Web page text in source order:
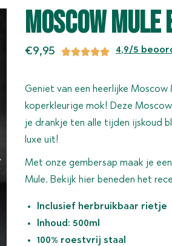
Moscow Mule
€9,95 4,9/5
Geniet van een heerlijke
koperkleurige mok! Deze
je drankje ten alle tijden ijskoud
luxe uit!
Met onze gembersap maak je
Mule. Bekijk hier beneden het
Inclusief herbruikbaar rietje
Inhoud: 500ml
100% roestvrij staal